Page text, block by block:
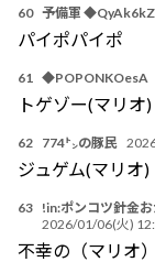
60 予備軍
パイポパイポ
61 ◆POPONKOesA
トゲゾー(マリオ)
62 774㌧の豚民
ジュゲム(マリオ)
63 !in:ポンコツ針金
2026/01/06(火)
不幸の（マリオ）